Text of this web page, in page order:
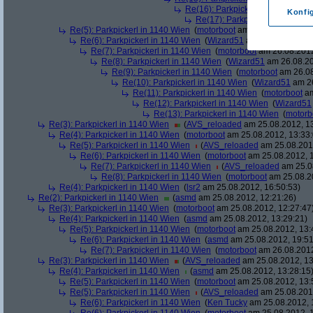
Re(16): Parkpickerl in 1140 Wien
Re(17): Parkpickerl in 1140
Re(5): Parkpickerl in 1140 Wien (motorboot am 26.08.2012,
Re(6): Parkpickerl in 1140 Wien (Wizard51 am 26.08.2012,
Re(7): Parkpickerl in 1140 Wien (motorbootam
Re(8): Parkpickerl in 1140 Wien (Wizard51 am
Re(9): Parkpickerl in 1140 Wien (motorboot am
Re(10): Parkpickerl in 1140 Wien (Wizard51 am
Re(11): Parkpickerl in 1140 Wien (motorboot
Re(12): Parkpickerl in 1140 Wien (Wizard51
Re(13): Parkpickerl in 1140 Wien (
Re(3): Parkpickerl in 1140 Wien
(AVS_reloaded am 25.08.2012,
Re(4): Parkpickerl in 1140 Wien (motorboot am 25.08.2012,
Re(5): Parkpickerl in 1140 Wien
(AVS_reloaded am
Re(6): Parkpickerl in 1140 Wien (motorboot am 25.08.2012,
Re(7): Parkpickerl in 1140 Wien
(AVS_reloaded am
Re(8): Parkpickerl in 1140 Wien (motorboot am
Re(4): Parkpickerl in 1140 Wien ( lsr2 am 25.08.2012, 16:50:53)
Re(2): Parkpickerl in 1140 Wien
(asmd am 25.08.2012, 12:21:26)
Re(3): Parkpickerl in 1140 Wien (motorboot am 25.08.2012, 12:27:47)
Re(4): Parkpickerl in 1140 Wien (asmd am 25.08.2012, 13:29:21)
Re(5): Parkpickerl in 1140 Wien (motorboot am 25.08.2012,
Re(6): Parkpickerl in 1140 Wien (asmd am 25.08.2012,
Re(7): Parkpickerl in 1140 Wien (motorboot am
Re(3): Parkpickerl in 1140 Wien
(AVS_reloaded am 25.08.2012,
Re(4): Parkpickerl in 1140 Wien
(asmd am 25.08.2012, 13:28:15)
Re(5): Parkpickerl in 1140 Wien (motorboot am 25.08.2012,
Re(5): Parkpickerl in 1140 Wien
(AVS_reloaded am
Re(6): Parkpickerl in 1140 Wien (Ken Tucky am 25.08.2012,